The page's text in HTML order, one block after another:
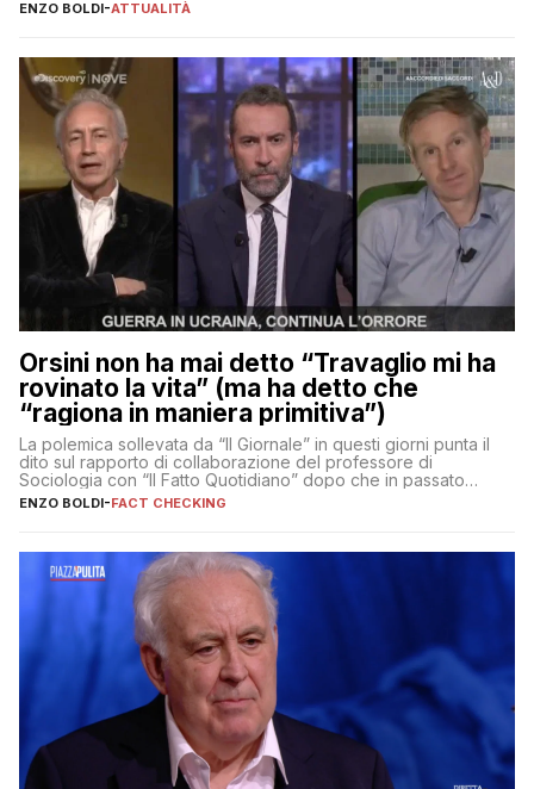
ENZO BOLDI-ATTUALITÀ
Orsini non ha mai detto “Travaglio mi ha
rovinato la vita” (ma ha detto che
“ragiona in maniera primitiva”)
La polemica sollevata da “Il Giornale” in questi giorni punta il
dito sul rapporto di collaborazione del professore di
Sociologia con “Il Fatto Quotidiano” dopo che in passato
erano volati stracci
ENZO BOLDI-FACT CHECKING